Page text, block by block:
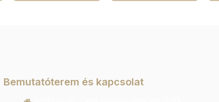
Bemutatóterem és kapcsolat